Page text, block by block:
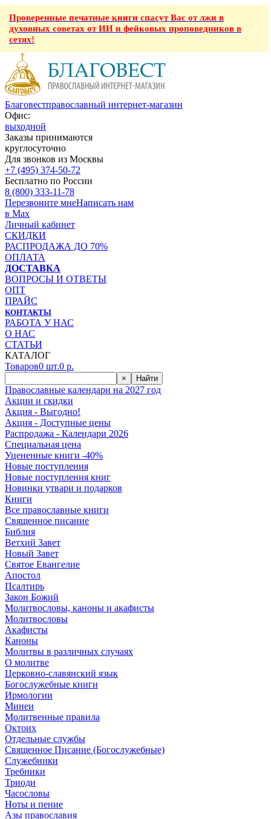
Проверенные печатные книги спасут Вас от лжи в
духовных советах от ИИ и фейковых проповедников в
сетях!
Благовестправославный интернет-магазин
Офис:
выходной
Заказы принимаются
круглосуточно
Для звонков из Москвы
+7 (495) 374-50-72
Бесплатно по России
8 (800) 333-11-78
Перезвоните мнеНаписать нам
в Max
Личный кабинет
СКИДКИ
РАСПРОДАЖА ДО 70%
ОПЛАТА
ДОСТАВКА
ВОПРОСЫ И ОТВЕТЫ
ОПТ
ПРАЙС
КОНТАКТЫ
РАБОТА У НАС
О НАС
СТАТЬИ
КАТАЛОГ
Товаров0 шт.0 р.
× Найти
Православные календари на 2027 год
Акции и скидки
Акция - Выгодно!
Акция - Доступные цены
Распродажа - Календари 2026
Специальная цена
Уцененные книги -40%
Новые поступления
Новые поступления книг
Новинки утвари и подарков
Книги
Все православные книги
Священное писание
Библия
Ветхий Завет
Новый Завет
Святое Евангелие
Апостол
Псалтирь
Закон Божий
Молитвословы, каноны и акафисты
Молитвословы
Акафисты
Каноны
Молитвы в различных случаях
О молитве
Церковно-славянский язык
Богослужебные книги
Ирмологии
Минеи
Молитвенные правила
Октоих
Отдельные службы
Священное Писание (Богослужебные)
Служебники
Требники
Триоди
Часословы
Ноты и пение
Азы православия